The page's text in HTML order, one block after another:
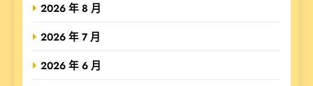
2026 年 8 月
2026 年 7 月
2026 年 6 月